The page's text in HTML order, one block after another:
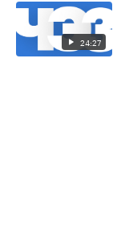
24:27